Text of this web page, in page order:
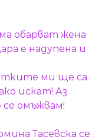
обарват жена
е надупена и
ми ще са
искат! Аз
омъжвам!
Тасевска се